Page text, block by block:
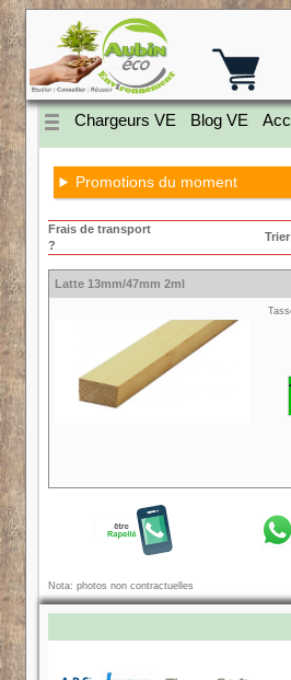
Chargeurs VE Blog VE
Promotions du moment
Frais de transport
?
Latte 13mm/47mm 2ml
Nota: photos non contractuelles